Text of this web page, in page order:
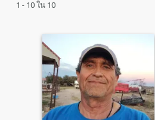
1 - 10 ใน 10